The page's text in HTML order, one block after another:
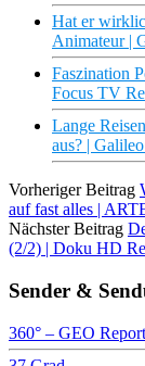
Hat er
Animateur |
Faszination
Focus TV
Lange
aus? |
Vorheriger Beitrag
auf fast alles |
Nächster Beitrag
(2/2) | Doku HD
Sender &
360° – GEO